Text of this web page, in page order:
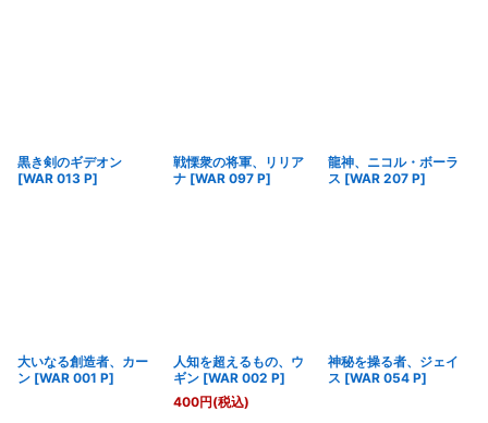
黒き剣のギデオン
[WAR 013 P]
戦慄衆の将軍、リリア
ナ [WAR 097 P]
龍神、ニコル・ボーラ
ス [WAR 207 P]
大いなる創造者、カー
ン [WAR 001 P]
人知を超えるもの、ウ
ギン [WAR 002 P]
400円(税込)
神秘を操る者、ジェイ
ス [WAR 054 P]